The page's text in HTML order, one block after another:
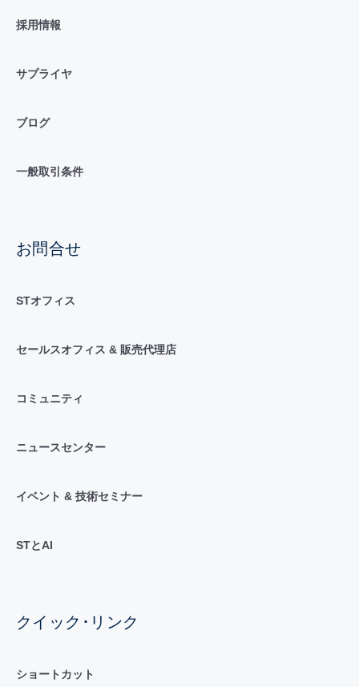
採用情報
サプライヤ
ブログ
一般取引条件
お問合せ
STオフィス
セールスオフィス & 販売代理店
コミュニティ
ニュースセンター
イベント & 技術セミナー
STとAI
クイック･リンク
ショートカット